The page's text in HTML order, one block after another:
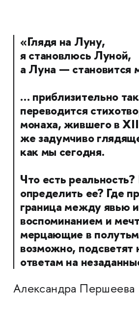
«Глядя на Луну,
я становлюсь Луной,
а Луна — становится
… приблизительно так
переводится
монаха, жившего в
же задумчиво
как мы сегодня.
Что есть
определить ее? Где
граница между явью
воспоминанием и
мерцающие в
возможно, подсветят
ответам на
Александра Першеева